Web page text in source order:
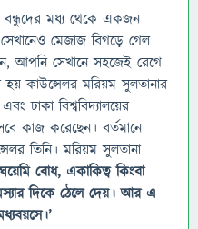
মধ্য থেকে একজন
মেজাজ বিগড়ে গেল
আপনি সেখানে সহজেই রেগে
কাউন্সেলর মরিয়ম সুলতানার
ঢাকা বিশ্ববিদ্যালয়ের
কাজ করেছেন। বর্তমানে
তিনি। মরিয়ম সুলতানা
বোধ, একাকিত্ব কিংবা
দিকে ঠেলে দেয়। আর এ